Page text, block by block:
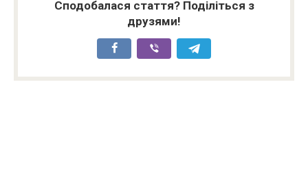
Сподобалася стаття? Поділіться з
друзями!